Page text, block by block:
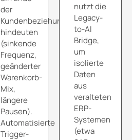
der
Kundenbeziehung
hindeuten
(sinkende
Frequenz,
geänderter
Warenkorb-
Mix,
längere
Pausen).
Automatisierte
Trigger-
nutzt die
Legacy-
to-AI
Bridge,
um
isolierte
Daten
aus
veralteten
ERP-
Systemen
(etwa